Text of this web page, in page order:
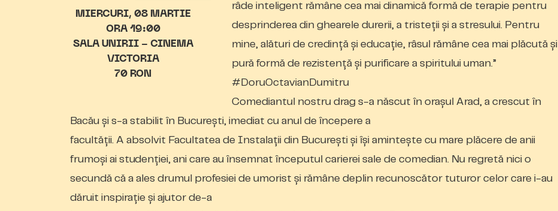
MIERCURI 08 MARTIE
ORA 19:00
SALA UNIRII - CINEMA
VICTORIA
70 RON
râde inteligent rămâne cea mai dinamică formă de terapie pentru
desprinderea din ghearele durerii, a tristeții și a stresului. Pentru
mine, alături de credință și educație, râsul rămâne cea mai plăcută și
pură formă de rezistență și purificare a spiritului uman.”
#DoruOctavianDumitru
Comediantul nostru drag s-a născut în orașul Arad, a crescut în
Bacău și s-a stabilit în București, imediat cu anul de începere a
facultății. A absolvit Facultatea de Instalații din București și își amintește cu mare plăcere de anii
frumoși ai studenției, ani care au însemnat începutul carierei sale de comedian. Nu regretă nici o
secundă că a ales drumul profesiei de umorist și rămâne deplin recunoscător tuturor celor care i-au
dăruit inspirație și ajutor de-a